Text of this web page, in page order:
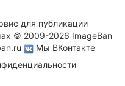
для публикации
© 2009-2026 ImageBan
Мы ВКонтакте